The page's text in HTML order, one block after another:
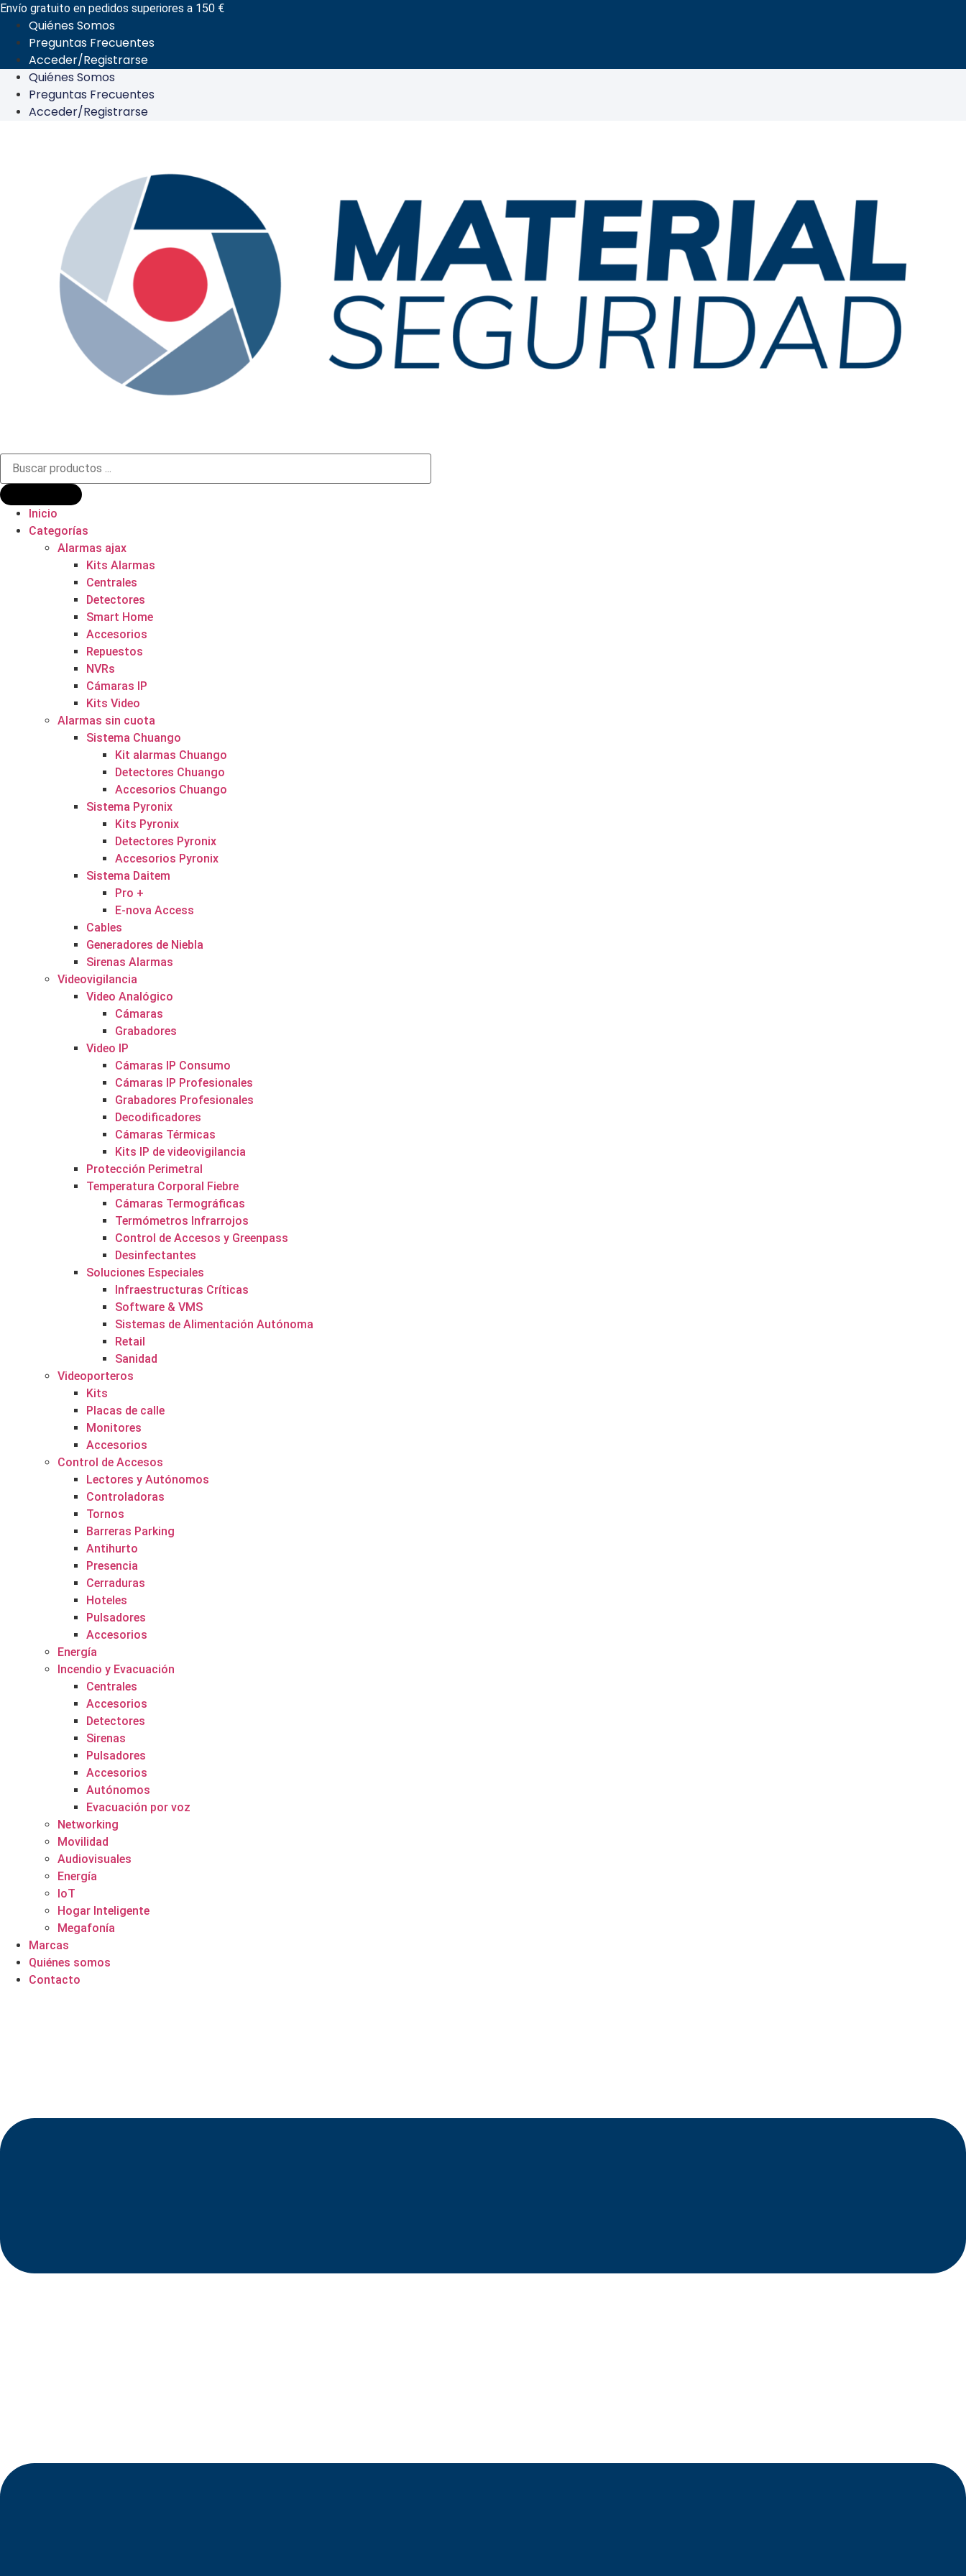
Ir
contenido
Envío gratuito en pedidos superiores a 150 €
Quiénes Somos
Preguntas Frecuentes
Acceder/Registrarse
Quiénes Somos
Preguntas Frecuentes
Acceder/Registrarse
Búsqueda
productos
Inicio
Categorías
Alarmas ajax
Kits Alarmas
Centrales
Detectores
Smart Home
Accesorios
Repuestos
NVRs
Cámaras IP
Kits Video
Alarmas sin cuota
Sistema Chuango
Kit alarmas Chuango
Detectores Chuango
Accesorios Chuango
Sistema Pyronix
Kits Pyronix
Detectores Pyronix
Accesorios Pyronix
Sistema Daitem
Pro +
E-nova Access
Cables
Generadores de Niebla
Sirenas Alarmas
Videovigilancia
Video Analógico
Cámaras
Grabadores
Video IP
Cámaras IP Consumo
Cámaras IP Profesionales
Grabadores Profesionales
Decodificadores
Cámaras Térmicas
Kits IP de videovigilancia
Protección Perimetral
Temperatura Corporal Fiebre
Cámaras Termográficas
Termómetros Infrarrojos
Control de Accesos y Greenpass
Desinfectantes
Soluciones Especiales
Infraestructuras Críticas
Software & VMS
Sistemas de Alimentación Autónoma
Retail
Sanidad
Videoporteros
Kits
Placas de calle
Monitores
Accesorios
Control de Accesos
Lectores y Autónomos
Controladoras
Tornos
Barreras Parking
Antihurto
Presencia
Cerraduras
Hoteles
Pulsadores
Accesorios
Energía
Incendio y Evacuación
Centrales
Accesorios
Detectores
Sirenas
Pulsadores
Accesorios
Autónomos
Evacuación por voz
Networking
Movilidad
Audiovisuales
Energía
IoT
Hogar Inteligente
Megafonía
Marcas
Quiénes somos
Contacto